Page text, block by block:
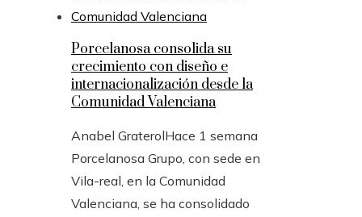
Porcelanosa consolida su
crecimiento con diseño e
internacionalización desde la
Comunidad Valenciana
Anabel GraterolHace 1 semana
Porcelanosa Grupo, con sede en
Vila-real, en la Comunidad
Valenciana, se ha consolidado